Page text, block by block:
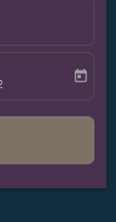
date-aria-label
today